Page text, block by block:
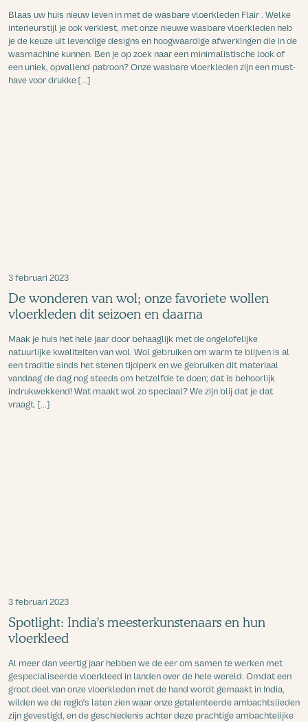
Blaas uw huis nieuw leven in met de wasbare vloerkleden Flair . Welke
interieurstijl je ook verkiest, met onze nieuwe wasbare vloerkleden heb
je de keuze uit levendige designs en hoogwaardige afwerkingen die in de
wasmachine kunnen. Ben je op zoek naar een minimalistische look of
een uniek, opvallend patroon? Onze wasbare vloerkleden zijn een must-
have voor drukke [...]
3 februari 2023
De wonderen van wol; onze favoriete wollen
vloerkleden dit seizoen en daarna
Maak je huis het hele jaar door behaaglijk met de ongelofelijke
natuurlijke kwaliteiten van wol. Wol gebruiken om warm te blijven is al
een traditie sinds het stenen tijdperk en we gebruiken dit materiaal
vandaag de dag nog steeds om hetzelfde te doen; dat is behoorlijk
indrukwekkend! Wat maakt wol zo speciaal? We zijn blij dat je dat
vraagt. [...]
3 februari 2023
Spotlight: India's meesterkunstenaars en hun
vloerkleed
Al meer dan veertig jaar hebben we de eer om samen te werken met
gespecialiseerde vloerkleed in landen over de hele wereld. Omdat een
groot deel van onze vloerkleden met de hand wordt gemaakt in India,
wilden we de regio's laten zien waar onze getalenteerde ambachtslieden
zijn gevestigd, en de geschiedenis achter deze prachtige ambachtelijke